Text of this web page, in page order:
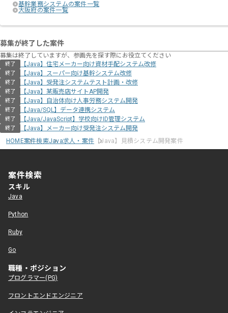
基幹業務システムの案件一覧
大阪府の案件一覧
募集が終了した案件
募集は終了していますが、参画先を探す際にお役立てください
終了 【Java】住宅メーカー向け資材⼿配システム改修
終了 【Java】スーパー向け基幹システム改修
終了 【Java】受発注システムテスト計画・改修
終了 【Java】某販売店サイトAP開発
終了 【Java】自治体向け人事労務システム開発
終了 【Java/SQL】データ連携システム
終了 【Java/JavaScript】学校向けID管理システム
終了
【Java】メーカー向け受発注システム開発
HOME案件検索Java求人・案件 【Java】見積システム開発案件
案件検索
スキル
Java
Python
Ruby
Go
職種・ポジション
プログラマー(PG)
フロントエンドエンジニア